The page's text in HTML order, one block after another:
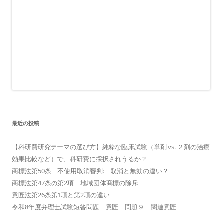
最近の投稿
【科研費研究テーマの選び方】純粋な臨床試験（単剤 vs. ２剤の治療
効果比較など）で、科研費に採択されうるか？
商標法第50条 不使用取消審判: 取消と無効の違い？
商標法第47条の第2項 地域団体商標の除斥
意匠法第26条第1項と第2項の違い
令和8年度弁理士試験短答問題 意匠 問題９ 関連意匠